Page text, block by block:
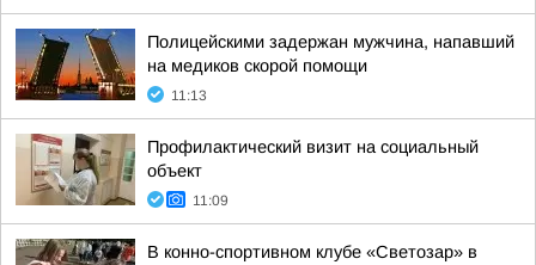
Полицейскими задержан мужчина, напавший
на медиков скорой помощи
11:13
Профилактический визит на социальный
объект
11:09
В конно-спортивном клубе «Светозар» в